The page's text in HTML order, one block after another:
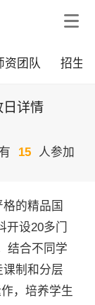
资团队 招生
日详情
15 人参加
的精品国
设20多门
结合不同学
制和分层
，培养学生